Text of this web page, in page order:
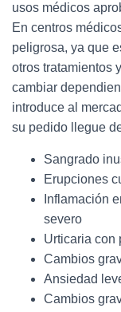
usos médicos
En centros
peligrosa, ya que
otros tratamientos
cambiar
introduce al
su pedido llegue
Sangrado
Erupciones
Inflamación
severo
Urticaria con
Cambios
Ansiedad
Cambios